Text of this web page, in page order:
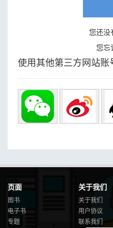
您还没
您忘
使用其他第三方网站账
页面
图书
电子书
专题
关于我们
关于我们
用户协议
联系我们